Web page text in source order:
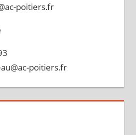
poitiers.fr
poitiers.fr